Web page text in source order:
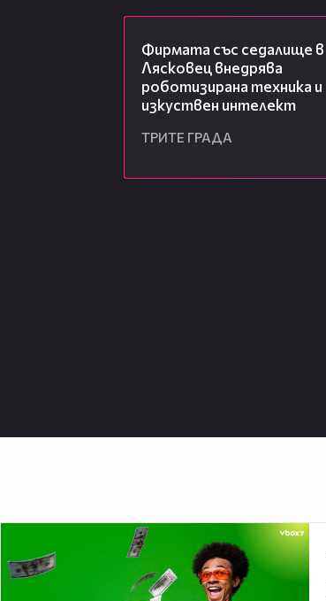
Фирмата със седалище в
Лясковец внедрява
роботизирана техника и
изкуствен интелект
ТРИТЕ ГРАДА